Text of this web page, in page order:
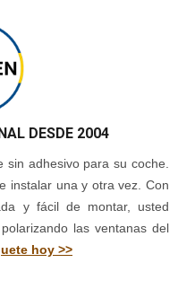
DESDE 2004
adhesivo para su coche.
instalar una y otra vez. Con
y fácil de montar, usted
las ventanas del
hoy >>